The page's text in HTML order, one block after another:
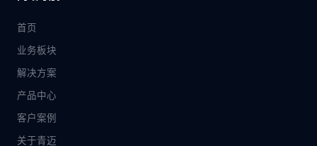
首页
业务板块
解决方案
产品中心
客户案例
关于青迈